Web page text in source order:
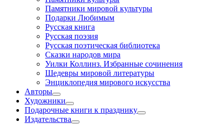
Памятники мировой культуры
Подарки Любимым
Русская книга
Русская поэзия
Русская поэтическая библиотека
Сказки народов мира
Уилки Коллинз. Избранные сочинения
Шедевры мировой литературы
Энциклопедия мирового искусства
Авторы
Художники
Подарочные книги к празднику
Издательства